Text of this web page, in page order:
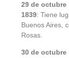
29 de octubre
1839: Tiene
Buenos Aires,
Rosas.
30 de octubre